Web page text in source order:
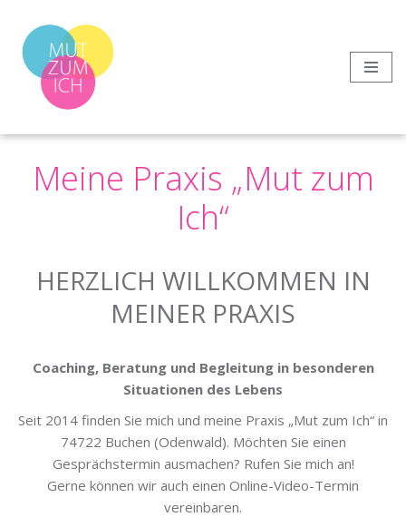
Zum
Inhalt
springen
Meine Praxis „Mut zum
Ich“
HERZLICH WILLKOMMEN IN
MEINER PRAXIS
Coaching, Beratung und Begleitung in besonderen
Situationen des Lebens
Seit 2014 finden Sie mich und meine Praxis „Mut zum Ich“ in
74722 Buchen (Odenwald). Möchten Sie einen
Gesprächstermin ausmachen? Rufen Sie mich an!
Gerne können wir auch einen Online-Video-Termin
vereinbaren.